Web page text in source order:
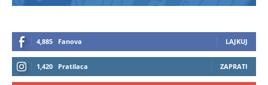
4,885 Fanova LAJKUJ
1,420 Pratilaca ZAPRATI